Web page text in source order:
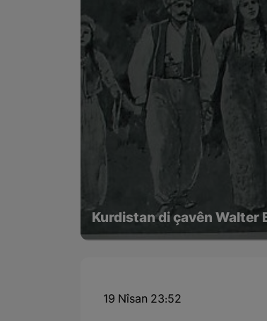
Kurdistan di çavên Walter
19 Nîsan 23:52